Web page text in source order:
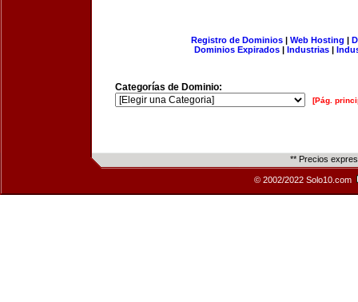
Registro de Dominios| Web Hosting |
Dominios Expirados | Industrias |
Categorías de Dominio:
[Pág.
** Precios
© 2002/2022 Solo10.com